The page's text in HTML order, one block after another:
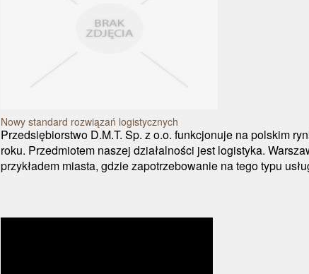
Nowy standard rozwiązań logistycznych
Przedsiębiorstwo D.M.T. Sp. z o.o. funkcjonuje na polskim
roku. Przedmiotem naszej działalności jest logistyka.
przykładem miasta, gdzie zapotrzebowanie na tego typu